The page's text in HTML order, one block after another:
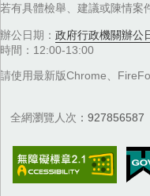
若有具體檢舉、建議或陳情案
辦公日期： 政府行政機關辦公
時間：12:00-13:00
請使用最新版Chrome、
全網瀏覽人次 927856587